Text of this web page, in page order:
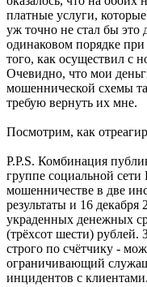
платные услуги,
уж точно не стал бы это
одинаковом порядке
того, как осуществил с
Очевидно, что мои
мошеннической схемы
требую вернуть их мне.
Посмотрим, как
P.P.S. Комбинация
группе социальной сети
мошенничестве в две
результаты и 16 декабря
украденных денежных
(трёхсот шести) рублей.
строго по счётчику -
ограничивающий
инцидентов с